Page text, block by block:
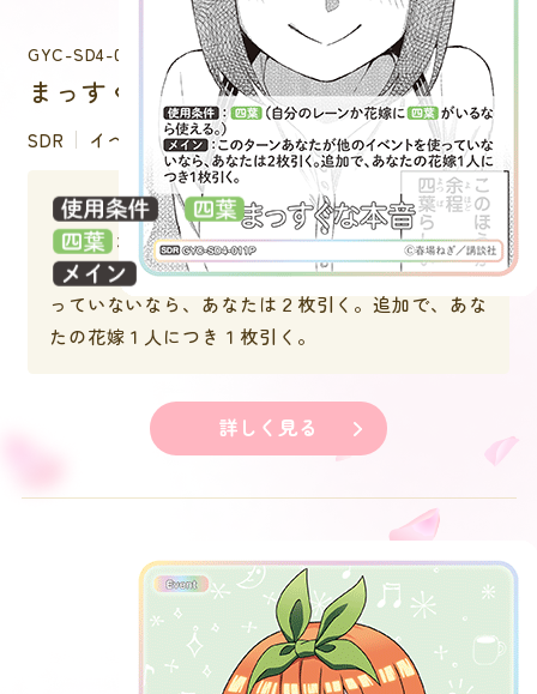
GYC-SD4-011P
まっすぐな本音
SDR イベント
：
（自分のレーンか花嫁に
がいるなら使える。）
：このターンあなたが他のイベントを使
っていないなら、あなたは２枚引く。追加で、あな
たの花嫁１人につき１枚引く。
詳しく見る